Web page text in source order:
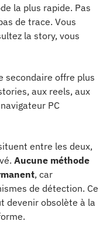
la plus rapide. Pas
de trace. Vous
la story, vous
secondaire offre plus
aux reels, aux
PC
entre les deux,
Aucune méthode
, car
de détection. Ce
devenir obsolète à la